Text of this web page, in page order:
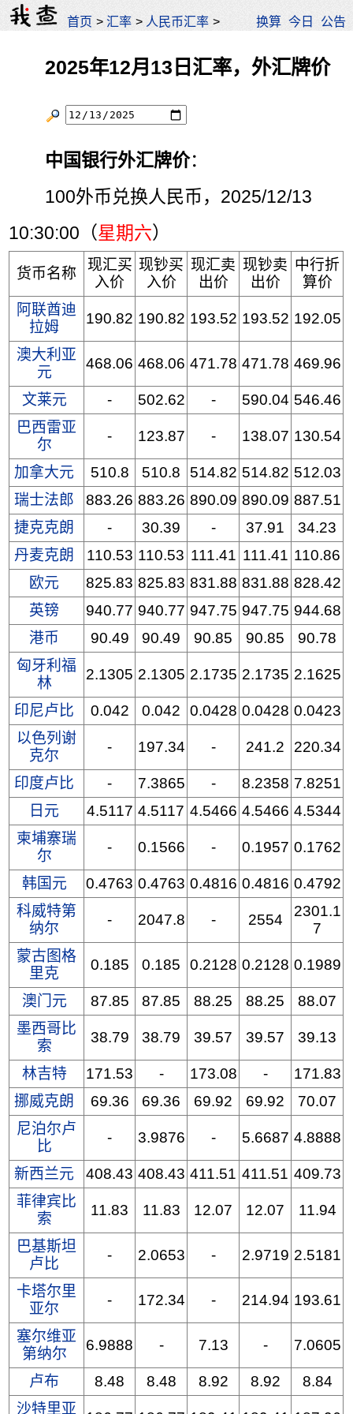
首页 >汇率 > 人民币汇率 > 换算 今日 公告
2025年12月13日汇率，外汇牌价
中国银行外汇牌价：
100外币兑换人民币，2025/12/13
10:30:00（星期六）
货币名称
现汇买
入价
现钞买
入价
现汇卖
出价
现钞卖
出价
中行折
算价
阿联酋迪
拉姆
190.82 190.82 193.52 193.52 192.05
澳大利亚
元
468.06 468.06 471.78 471.78 469.96
文莱元 - 502.62 - 590.04 546.46
巴西雷亚
尔
- 123.87 - 138.07 130.54
加拿大元 510.8 510.8 514.82 514.82 512.03
瑞士法郎
883.26 883.26 890.09 890.09 887.51
捷克克朗
- 30.39 - 37.91
34.23
丹麦克朗
110.53 110.53 111.41 111.41 110.86
欧元
825.83 825.83 831.88 831.88 828.42
英镑
940.77 940.77 947.75 947.75 944.68
港币
90.49 90.49 90.85 90.85
90.78
匈牙利福
林
2.1305 2.1305 2.1735 2.1735 2.1625
印尼卢比 0.042 0.042 0.0428 0.0428 0.0423
以色列谢
克尔
- 197.34 - 241.2 220.34
印度卢比 - 7.3865 - 8.2358 7.8251
日元
4.5117 4.5117 4.5466 4.5466 4.5344
柬埔寨瑞
尔
- 0.1566 - 0.1957 0.1762
韩国元 0.4763 0.4763 0.4816 0.4816 0.4792
科威特第
纳尔
- 2047.8 - 2554
2301.1
7
蒙古图格
里克
0.185 0.185 0.2128 0.2128 0.1989
澳门元 87.85 87.85 88.25 88.25
88.07
墨西哥比
索
38.79 38.79 39.57 39.57 39.13
林吉特 171.53 - 173.08 -
171.83
挪威克朗
69.36 69.36 69.92 69.92
70.07
尼泊尔卢
比
- 3.9876 - 5.6687 4.8888
新西兰元 408.43 408.43 411.51 411.51 409.73
菲律宾比
索
11.83 11.83 12.07 12.07 11.94
巴基斯坦
卢比
- 2.0653 - 2.9719 2.5181
卡塔尔里
亚尔
- 172.34 - 214.94 193.61
塞尔维亚
第纳尔
6.9888 - 7.13 - 7.0605
卢布 8.48 8.48 8.92 8.92
8.84
沙特里亚